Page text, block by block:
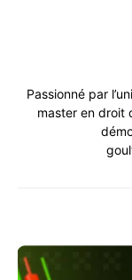
Passionné par
master en droit